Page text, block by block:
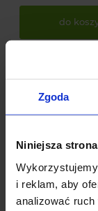
Zgoda
Niniejsza
i reklam, aby
analizować
do